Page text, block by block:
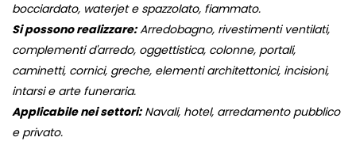
bocciardato, waterjet e spazzolato, fiammato.
Si possono realizzare:Arredobagno, rivestimenti ventilati,
complementi d'arredo, oggettistica, colonne, portali,
caminetti, cornici, greche, elementi architettonici, incisioni,
intarsi e arte funeraria.
Applicabile nei settori:Navali, hotel, arredamento pubblico
e privato.